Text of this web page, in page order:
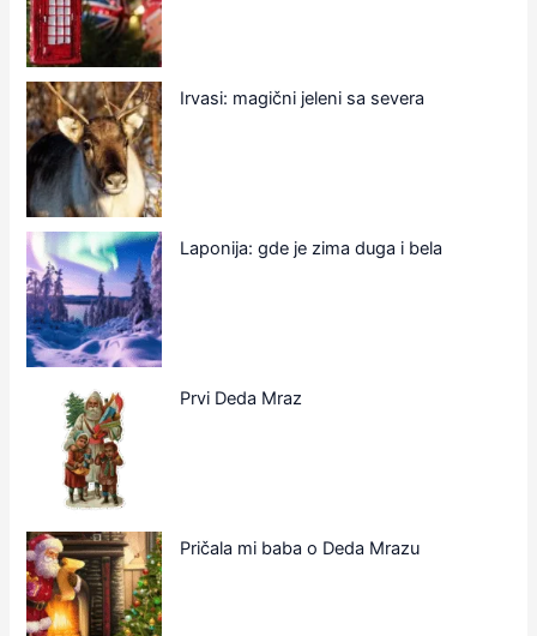
Irvasi: magični jeleni sa severa
Laponija: gde je zima duga i bela
Prvi Deda Mraz
Pričala mi baba o Deda Mrazu